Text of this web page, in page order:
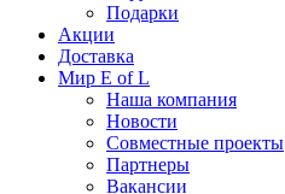
Подарки
Акции
Доставка
Мир E of L
Наша компания
Новости
Совместные проекты
Партнеры
Вакансии